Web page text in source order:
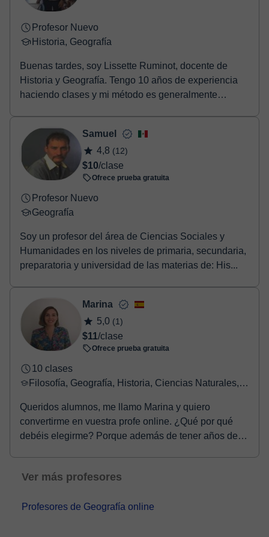
Profesor Nuevo
Historia, Geografía
Buenas tardes, soy Lissette Ruminot, docente de
Historia y Geografía. Tengo 10 años de experiencia
haciendo clases y mi método es generalmente
parte teórica, pero también actividades prácticas para
evaluar constantemente al estudiante.
Samuel
4,8 (12)
$10/clase
Ofrece prueba gratuita
Profesor Nuevo
Geografía
Soy un profesor del área de Ciencias Sociales y
Humanidades en los niveles de primaria, secundaria,
preparatoria y universidad de las materias de: His...
Marina
5,0 (1)
$11/clase
Ofrece prueba gratuita
10 clases
Filosofía, Geografía, Historia, Ciencias Naturales, Ciencias Sociales
Queridos alumnos, me llamo Marina y quiero
convertirme en vuestra profe online. ¿Qué por qué
debéis elegirme? Porque además de tener años de
Ver más profesores
Profesores de Geografía online